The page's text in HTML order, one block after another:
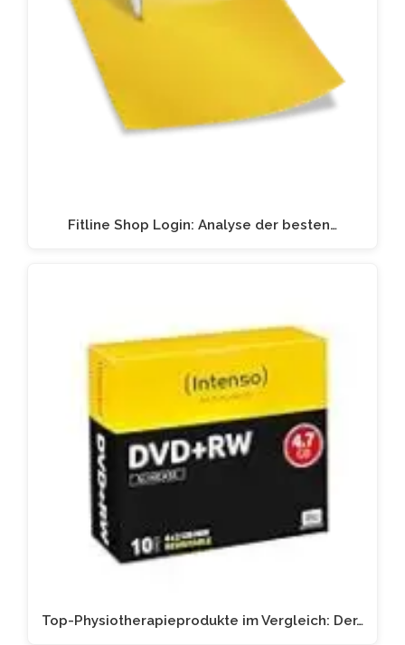
Fitline Shop Login: Analyse der besten…
Top-Physiotherapieprodukte im Vergleich: Der…